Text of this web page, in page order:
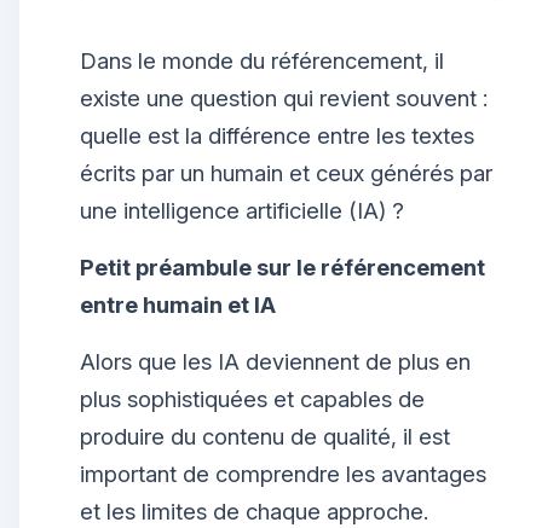
Dans le monde du référencement, il
existe une question qui revient souvent :
quelle est la différence entre les textes
écrits par un humain et ceux générés par
une intelligence artificielle (IA) ?
Petit préambule sur le référencement
entre humain et IA
Alors que les IA deviennent de plus en
plus sophistiquées et capables de
produire du contenu de qualité, il est
important de comprendre les avantages
et les limites de chaque approche.